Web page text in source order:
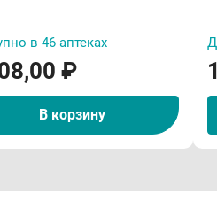
в 46 аптеках
₽
В корзину